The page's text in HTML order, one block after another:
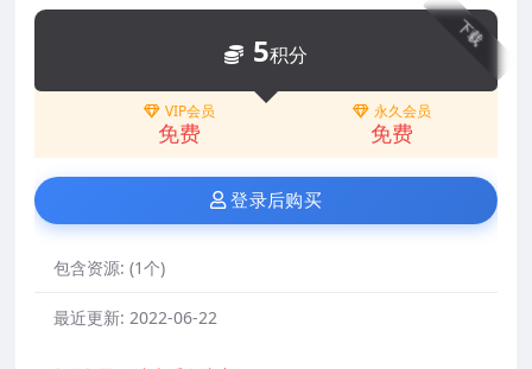
下载
5积分
VIP会员
免费
永久会员
免费
登录后购买
包含资源: (1个)
最近更新: 2022-06-22